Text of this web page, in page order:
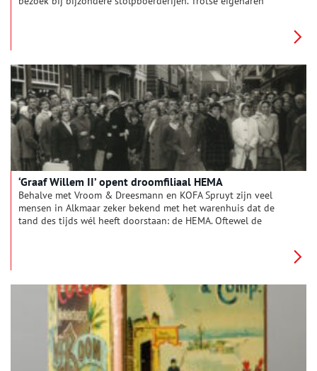
oorspronkelijke indeling. Deze keer reist Anna af naar
landgoed De Olmenhorst in de Haarlemmermeer.
‘Graaf Willem II’ opent droomfiliaal HEMA
Behalve met Vroom & Dreesmann en KOFA Spruyt zijn veel
mensen in Alkmaar zeker bekend met het warenhuis dat de
tand des tijds wél heeft doorstaan: de HEMA. Oftewel de
succesvolle Woolworth-winkels in Amerika als voorbeeld.
Hoewel de eerste HEMA al in 1926 in Amsterdam opende,
duurde het nog tot 1959 voordat Alkmaar een vestiging kreeg.
Dit had er voornamelijk mee te maken dat Alkmaar als een te
kleine stad voor een vestiging werd gezien.